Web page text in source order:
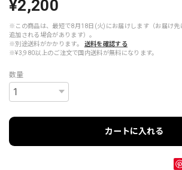
¥2,200
※この商品は、最短で8月18日(火)にお届けします（お届け先
追加される場合があります）。
※別途送料がかかります。
送料を確認する
※¥3,980以上のご注文で国内送料が無料になります。
数量
カートに入れる